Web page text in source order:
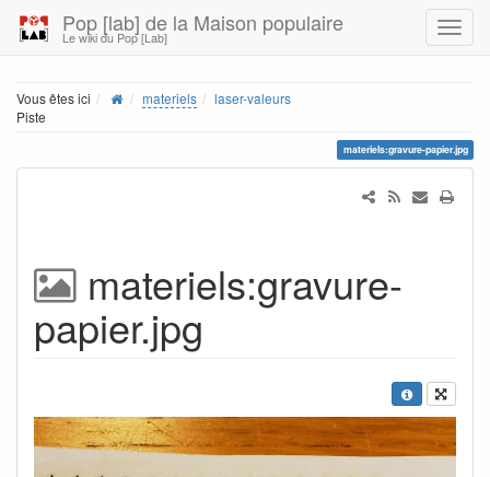
Pop [lab] de la Maison populaire
Le wiki du Pop [Lab]
Vous êtes ici materiels
laser-valeurs
Piste
materiels:gravure-papier.jpg
materiels:gravure-
papier.jpg